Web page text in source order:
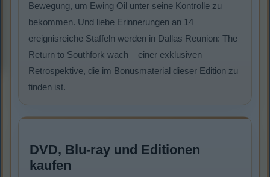
Bewegung, um Ewing Oil unter seine Kontrolle zu
bekommen. Und liebe Erinnerungen an 14
ereignisreiche Staffeln werden in Dallas Reunion: The
Return to Southfork wach – einer exklusiven
Retrospektive, die im Bonusmaterial dieser Edition zu
finden ist.
DVD, Blu-ray und Editionen
kaufen